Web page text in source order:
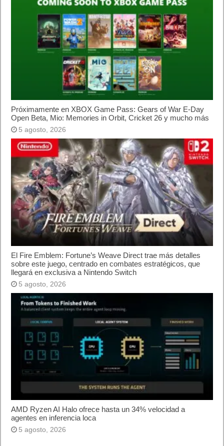
Próximamente en XBOX Game Pass: Gears of War E-Day
Open Beta, Mio: Memories in Orbit, Cricket 26 y mucho más
5 agosto, 2026
El Fire Emblem: Fortune’s Weave Direct trae más detalles
sobre este juego, centrado en combates estratégicos, que
llegará en exclusiva a Nintendo Switch
5 agosto, 2026
AMD Ryzen AI Halo ofrece hasta un 34% velocidad a
agentes en inferencia loca
5 agosto, 2026